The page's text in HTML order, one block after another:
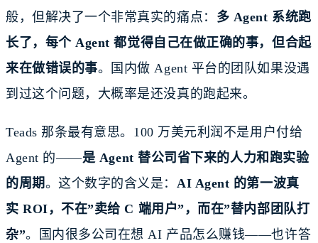
般，但解决了一个非常真实的痛点： 多 Agent 系统跑
长了，每个 Agent 都觉得自己在做正确的事，但合起
来在做错误的事。国内做 Agent 平台的团队如果没遇
到过这个问题，大概率是还没真的跑起来。
Teads 那条最有意思。100 万美元利润不是用户付给
Agent 的——是 Agent 替公司省下来的人力和跑实验
的周期。这个数字的含义是：AI Agent 的第一波真
实 ROI，不在”卖给 C 端用户”，而在”替内部团队打
杂”。国内很多公司在想 AI 产品怎么赚钱——也许答